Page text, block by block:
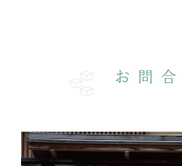
お問合